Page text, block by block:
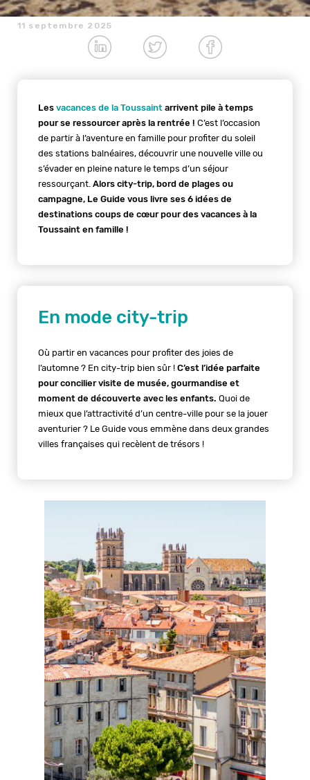
11 septembre 2025
Les vacances de la Toussaintarrivent pile à temps
pour se ressourcer après la rentrée ! C’est l’occasion
de partir à l’aventure en famille pour profiter du soleil
des stations balnéaires, découvrir une nouvelle ville ou
s’évader en pleine nature le temps d’un séjour
ressourçant. Alors city-trip, bord de plages ou
campagne, Le Guide vous livre ses 6 idées de
destinations coups de cœur pour des vacances à la
Toussaint en famille !
En mode city-trip
Où partir en vacances pour profiter des joies de
l’automne ? En city-trip bien sûr ! C’est l’idée parfaite
pour concilier visite de musée, gourmandise et
moment de découverte avec les enfants. Quoi de
mieux que l’attractivité d’un centre-ville pour se la jouer
aventurier ? Le Guide vous emmène dans deux grandes
villes françaises qui recèlent de trésors !